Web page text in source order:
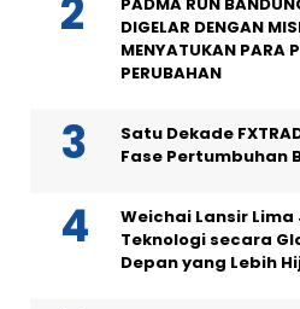
DIGELAR DENGAN
MENYATUKAN PARA
PERUBAHAN
Satu Dekade
Fase Pertumbuhan
Weichai Lansir
Teknologi secara
Depan yang Lebih